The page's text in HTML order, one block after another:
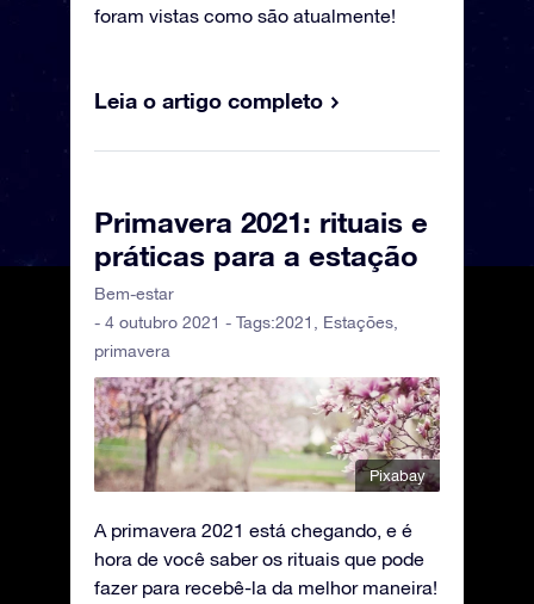
foram vistas como são atualmente!
Leia o artigo completo
Primavera 2021: rituais e
práticas para a estação
Bem-estar
- 4 outubro 2021 - Tags:2021 , Estações,
primavera
Pixabay
A primavera 2021 está chegando, e é
hora de você saber os rituais que pode
fazer para recebê-la da melhor maneira!